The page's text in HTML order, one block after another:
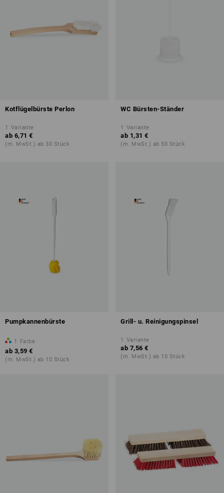
Kotflügelbürste Perlon
1 Variante
ab 6,71 €
(m. MwSt.) ab 30 Stück
WC Bürsten-Ständer
1 Variante
ab 1,31 €
(m. MwSt.) ab 50 Stück
Pumpkannenbürste
1 Farbe
ab 3,59 €
(m. MwSt.) ab 10 Stück
Grill- u. Reinigungspinsel
1 Variante
ab 7,56 €
(m. MwSt.) ab 10 Stück